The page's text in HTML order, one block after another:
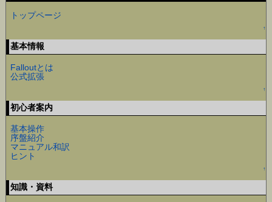
トップページ
↑
基本情報
Falloutとは
公式拡張
↑
初心者案内
基本操作
序盤紹介
マニュアル和訳
ヒント
↑
知識・資料